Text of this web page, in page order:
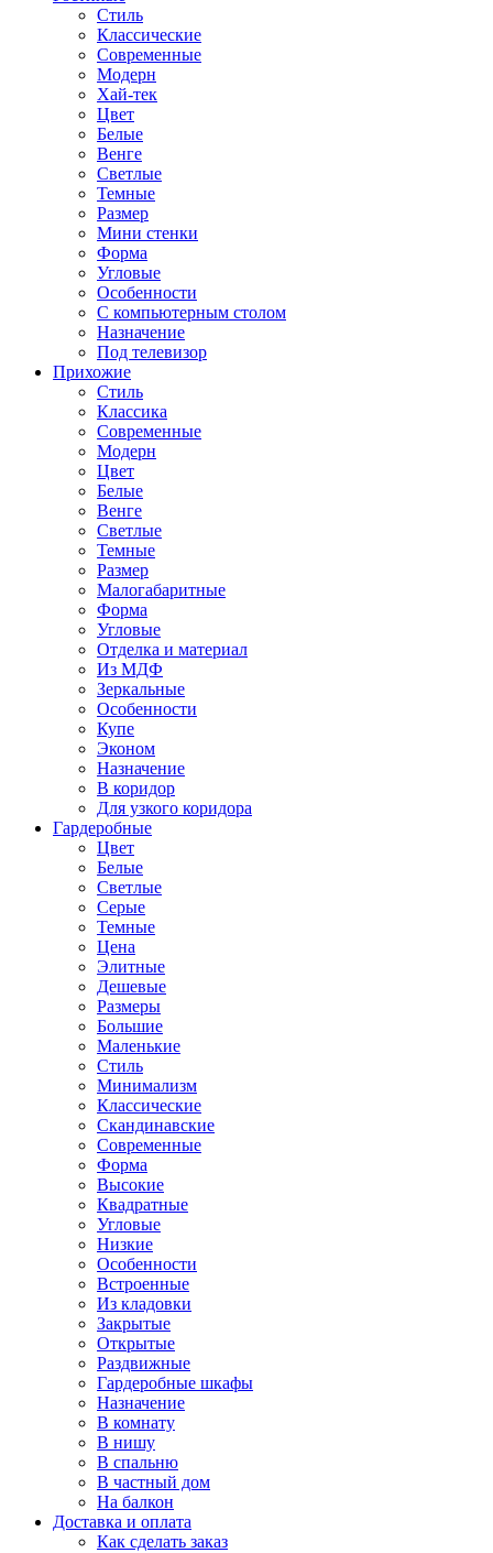
Стиль
Классические
Современные
Модерн
Хай-тек
Цвет
Белые
Венге
Светлые
Темные
Размер
Мини стенки
Форма
Угловые
Особенности
С компьютерным столом
Назначение
Под телевизор
Прихожие
Стиль
Классика
Современные
Модерн
Цвет
Белые
Венге
Светлые
Темные
Размер
Малогабаритные
Форма
Угловые
Отделка и материал
Из МДФ
Зеркальные
Особенности
Купе
Эконом
Назначение
В коридор
Для узкого коридора
Гардеробные
Цвет
Белые
Светлые
Серые
Темные
Цена
Элитные
Дешевые
Размеры
Большие
Маленькие
Стиль
Минимализм
Классические
Скандинавские
Современные
Форма
Высокие
Квадратные
Угловые
Низкие
Особенности
Встроенные
Из кладовки
Закрытые
Открытые
Раздвижные
Гардеробные шкафы
Назначение
В комнату
В нишу
В спальню
В частный дом
На балкон
Доставка и оплата
Как сделать заказ